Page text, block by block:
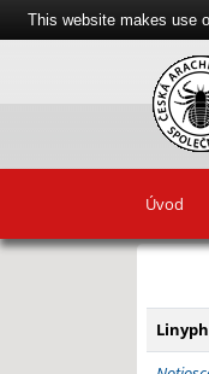
Úvod
−
This website makes use